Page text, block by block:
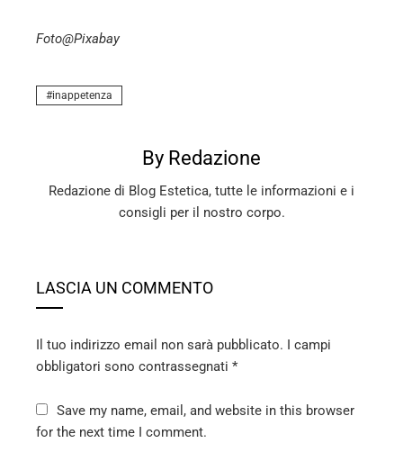
Foto@Pixabay
inappetenza
By Redazione
Redazione di Blog Estetica, tutte le informazioni e i
consigli per il nostro corpo.
LASCIA UN COMMENTO
Il tuo indirizzo email non sarà pubblicato. I campi
obbligatori sono contrassegnati *
Save my name, email, and website in this browser
for the next time I comment.